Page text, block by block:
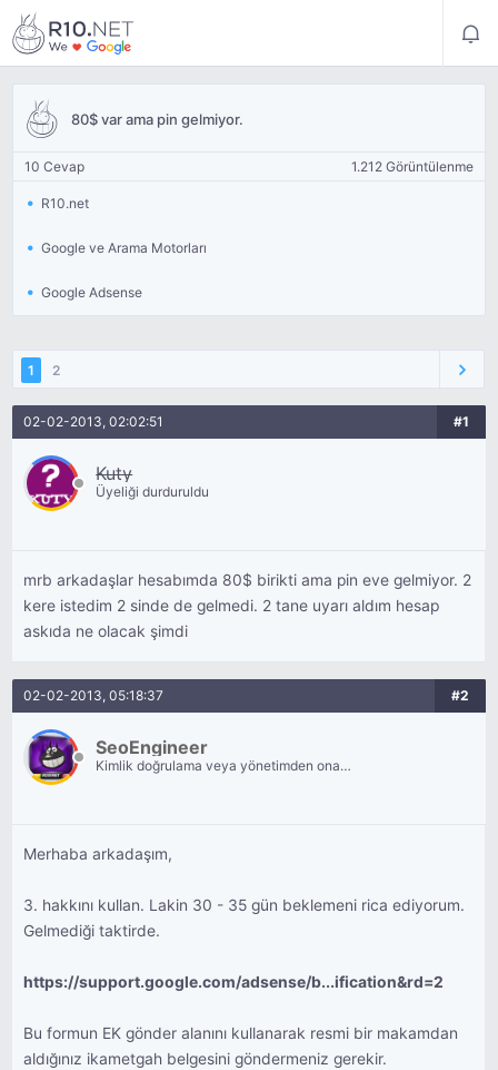
80$ var ama pin gelmiyor.
10 Cevap 1.212 Görüntülenme
R10.net
Google ve Arama Motorları
Google Adsense
1 2
02-02-2013, 02:02:51 #1
Kuty
Üyeliği durduruldu
mrb arkadaşlar hesabımda 80$ birikti ama pin eve gelmiyor. 2
kere istedim 2 sinde de gelmedi. 2 tane uyarı aldım hesap
askıda ne olacak şimdi
02-02-2013, 05:18:37 #2
SeoEngineer
Kimlik doğrulama veya yönetimden onay
Merhaba arkadaşım,
3. hakkını kullan. Lakin 30 - 35 gün beklemeni rica ediyorum.
Gelmediği taktirde.
https://support.google.com/adsense/b...ification&rd=2
Bu formun EK gönder alanını kullanarak resmi bir makamdan
aldığınız ikametgah belgesini göndermeniz gerekir.